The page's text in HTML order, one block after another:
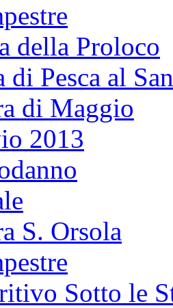
della Proloco
di Pesca al
di Maggio
2013
S. Orsola
Sotto le